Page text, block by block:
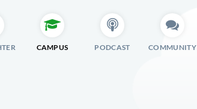
CAMPUS PODCAST COMMUNITY